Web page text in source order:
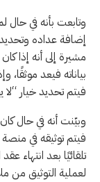
وتابعت بأنه في
إضافة عداده
مشيرة إلى أنه إذا
بياناته فيعد
فيتم تحديد خيار
وبيّنت أنه في حال
فيتم توثيقه في
تلقائيًا بعد انتهاء
لعملية التوثيق من